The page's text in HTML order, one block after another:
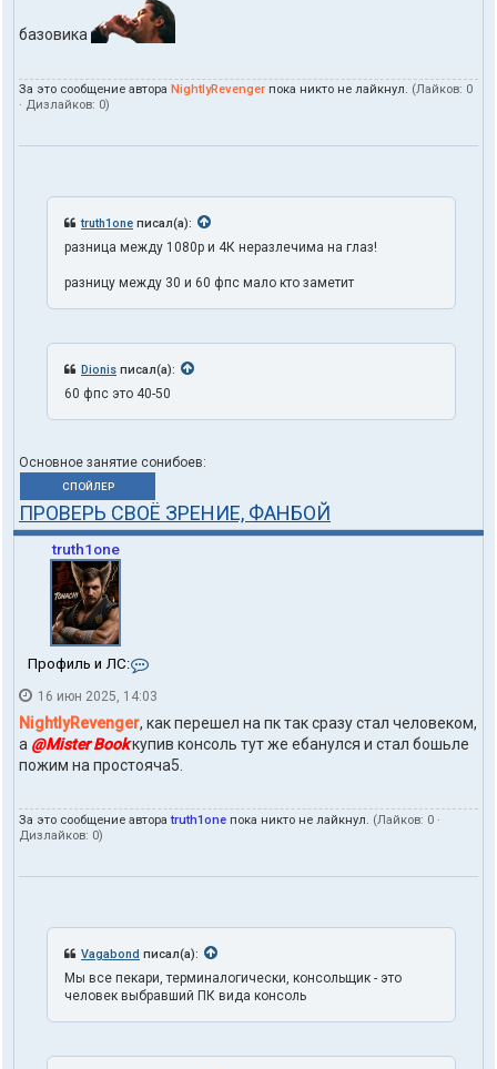
базовика
За это сообщение автора NightlyRevenger пока никто не лайкнул. (Лайков: 0
· Дизлайков: 0)
truth1one писал(а):
разница между 1080p и 4К неразлечима на глаз!
разницу между 30 и 60 фпс мало кто заметит
Dionis писал(а):
60 фпс это 40-50
Основное занятие сонибоев:
СПОЙЛЕР
ПРОВЕРЬ СВОЁ ЗРЕНИЕ, ФАНБОЙ
truth1one
Профиль и ЛС:
н
т
а
к
т
п
о
з
а
л
я
t
u
16 июн 2025, 14:03
NightlyRevenger, как перешел на пк так сразу стал человеком,
а @Mister Bookкупив консоль тут же ебанулся и стал бошьле
пожим на простояча5.
За это сообщение автораtruth1one пока никто не лайкнул. (Лайков: 0 ·
Дизлайков: 0)
Vagabond писал(а):
Мы все пекари, терминалогически, консольщик - это
человек выбравший ПК вида консоль